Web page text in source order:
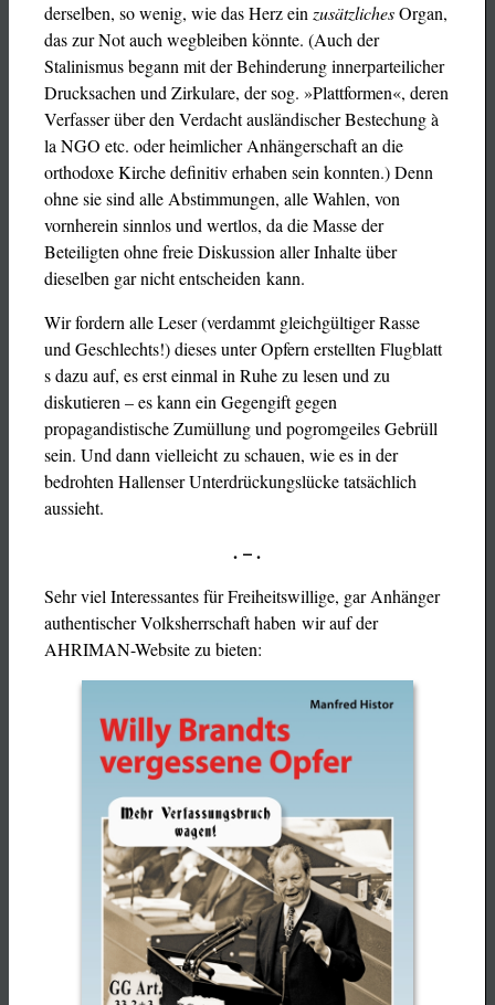
derselben, so wenig, wie das Herz einzusätzlichesOrgan,
das zur Not auch wegbleiben könnte. (Auch der
Stalinismus begann mit der Behinderung innerparteilicher
Drucksachen und Zirkulare, der sog. »Plattformen«, deren
Verfasser über den Verdacht ausländischer Bestechung à
la NGO etc. oder heimlicher Anhängerschaft an die
orthodoxe Kirche definitiv erhaben sein konnten.) Denn
ohne sie sind alle Abstimmungen, alle Wahlen, von
vornherein sinnlos und wertlos, da die Masse der
Beteiligten ohne freie Diskussion aller Inhalte über
dieselben gar nicht entscheiden kann.
Wir fordern alle Leser (verdammt gleichgültiger Rasse
und Geschlechts!) dieses unter Opfern erstellten Flugblatt
s dazu auf, es erst einmal in Ruhe zu lesen und zu
diskutieren – es kann ein Gegengift gegen
propagandistische Zumüllung und pogromgeiles Gebrüll
sein. Und dann vielleicht zu schauen, wie es in der
bedrohten Hallenser Unterdrückungslücke tatsächlich
aussieht.
. – .
Sehr viel Interessantes für Freiheitswillige, gar Anhänger
authentischer Volksherrschaft haben wir auf der
AHRIMAN-Website zu bieten: